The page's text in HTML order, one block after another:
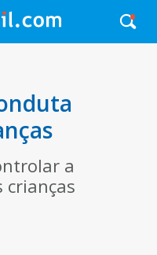
a
crianças